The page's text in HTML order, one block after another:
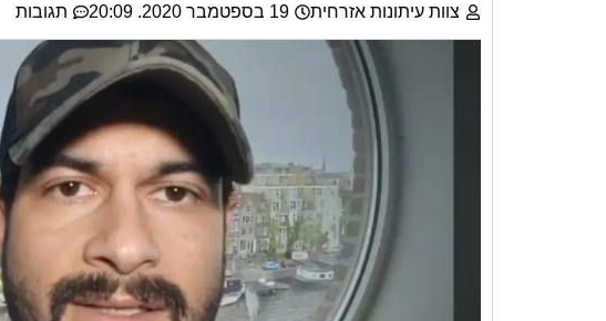
צוות עיתונות אזרחית 19 בספטמבר 2020. 20:09 תגובות